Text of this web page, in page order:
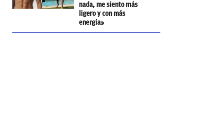
nada, me siento más
ligero y con más
energía»